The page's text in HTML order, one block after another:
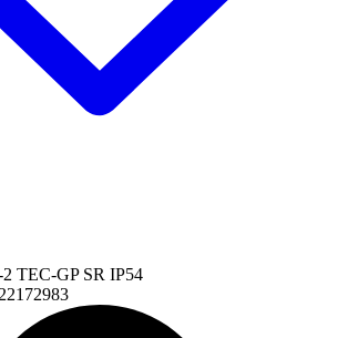
TEC-GP SR IP54